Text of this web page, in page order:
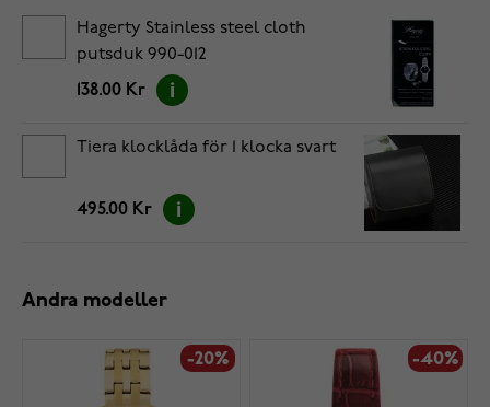
Hagerty Stainless steel cloth
putsduk 990-012
138.00 Kr
Tiera klocklåda för 1 klocka svart
495.00 Kr
Andra modeller
-20% -40%